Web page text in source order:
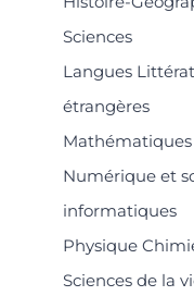
Sciences
Langues
étrangères
Mathématiques
Numérique et
informatiques
Physique
Sciences de la